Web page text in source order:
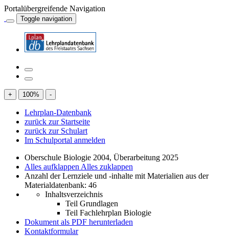
Portalübergreifende Navigation
Toggle navigation
+ 100% -
Lehrplan-Datenbank
zurück zur Startseite
zurück zur Schulart
Im Schulportal anmelden
Oberschule Biologie 2004, Überarbeitung 2025
Alles aufklappen Alles zuklappen
Anzahl der Lernziele und -inhalte mit Materialien aus der
Materialdatenbank: 46
Inhaltsverzeichnis
Teil Grundlagen
Teil Fachlehrplan Biologie
Dokument als PDF herunterladen
Kontaktformular